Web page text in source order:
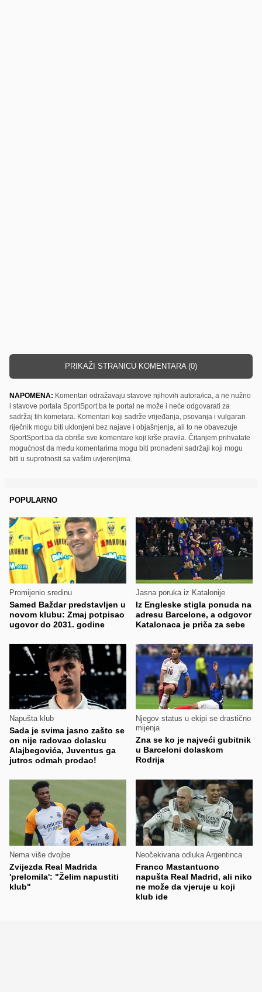
PRIKAŽI STRANICU KOMENTARA (0)
NAPOMENA: Komentari odražavaju stavove njihovih autora/ica, a ne nužno
i stavove portala SportSport.ba te portal ne može i neće odgovarati za
sadržaj tih kometara. Komentari koji sadrže vrijeđanja, psovanja i vulgaran
riječnik mogu biti uklonjeni bez najave i objašnjenja, ali to ne obavezuje
SportSport.ba da obriše sve komentare koji krše pravila. Čitanjem prihvatate
mogućnost da među komentarima mogu biti pronađeni sadržaji koji mogu
biti u suprotnosti sa vašim uvjerenjima.
POPULARNO
Promijenio sredinu
Samed Baždar predstavljen u
novom klubu: Zmaj potpisao
ugovor do 2031. godine
Jasna poruka iz Katalonije
Iz Engleske stigla ponuda na
adresu Barcelone, a odgovor
Katalonaca je priča za sebe
Napušta klub
Sada je svima jasno zašto se
on nije radovao dolasku
Alajbegovića, Juventus ga
jutros odmah prodao!
Njegov status u ekipi se drastično
mijenja
Zna se ko je najveći gubitnik
u Barceloni dolaskom
Rodrija
Nema više dvojbe
Zvijezda Real Madrida
'prelomila': "Želim napustiti
klub"
Neočekivana odluka Argentinca
Franco Mastantuono
napušta Real Madrid, ali niko
ne može da vjeruje u koji
klub ide